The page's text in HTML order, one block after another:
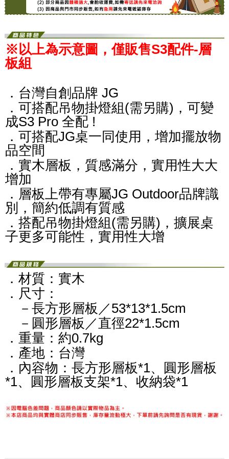
※以上為示意圖，僅販售S3配件-層
板組
．台灣自創品牌 JG
．可搭配吊物掛燈組(需另購)，可變
成S3 Pro 全配 !
．可搭配JG桌一同使用，增加擺放物
品空間
．實木層板，質感滿分，實用性大大
增加
．層板上帶有專屬JG Outdoor品牌識
別，簡約低調有質感
．搭配吊物掛燈組(需另購)，擴展桌
子更多可能性，實用性大增
．材質：實木
．尺寸：
－長方形層板／53*13*1.5cm
－圓形層板／直徑22*1.5cm
．重量：約0.7kg
．產地：台灣
．內容物：長方形層板*1、圓形層板
*1、圓形層板支架*1、收納袋*1